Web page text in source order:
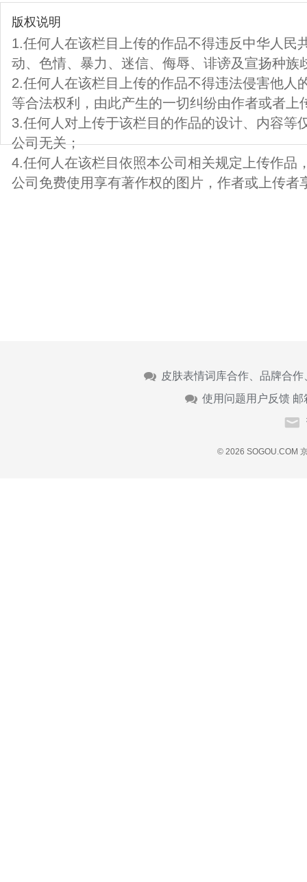
版权说明
1.任何人在该栏目上传的作品不得违反中华人民
动、色情、暴力、迷信、侮辱、诽谤及宣扬种族
2.任何人在该栏目上传的作品不得违法侵害他人
等合法权利，由此产生的一切纠纷由作者或者上
3.任何人对上传于该栏目的作品的设计、内容等
公司无关；
4.任何人在该栏目依照本公司相关规定上传作品
公司免费使用享有著作权的图片，作者或上传者
皮肤表情词库合作、品牌合
使用问题用户反馈 邮
© 2026 SOGOU.COM